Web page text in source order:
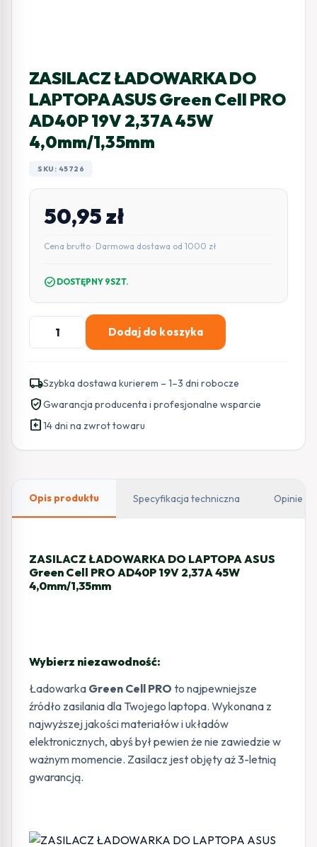
ZASILACZ ŁADOWARKA DO
LAPTOPA ASUS Green Cell PRO
AD40P 19V 2,37A 45W
4,0mm/1,35mm
SKU: 45726
50,95zł
Cena brutto · Darmowa dostawa od 1000 zł
check_circle DOSTĘPNY 9SZT.
ilość
ZASILACZ
DO
LAPTOPA
ASUS
Green
19V
Dodaj do koszyka
local_shippingSzybka dostawa kurierem – 1–3 dni robocze
verified_userGwarancja producenta i profesjonalne wsparcie
assignment_return14 dni na zwrot towaru
Opis produktu Specyfikacja techniczna Opinie
ZASILACZ ŁADOWARKA DO LAPTOPA ASUS
Green Cell PRO AD40P 19V 2,37A 45W
4,0mm/1,35mm
Wybierz niezawodność:
Ładowarka Green Cell PRO to najpewniejsze
źródło zasilania dla Twojego laptopa. Wykonana z
najwyższej jakości materiałów i układów
elektronicznych, abyś był pewien że nie zawiedzie w
ważnym momencie. Zasilacz jest objęty aż 3-letnią
gwarancją.